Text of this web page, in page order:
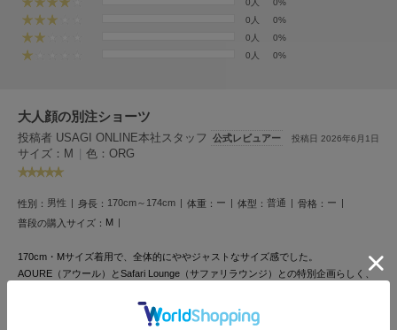
FURFUR
ファーファー
gelato pique
ジェラート ピケ
GELATO PIQUE CAT&DOG
gelato pique Sleep
GRAMICCI
グラミチ
0人
0%
0人
0%
0人
0%
大人顔の別注ショーツ
投稿者 USAGI ONLINE本社スタッフ 公式レビュアー 投稿日 2026年6月1日
サイズ：M | 色：ORG
性別： 男性 身長： 170cm～174cm 体重： ー 体型： 普通 骨格： ー
普段の購入サイズ： M
170cm・Mサイズ着用で、全体的にややジャストなサイズ感でした。
AOURE（アウール）とSafari Lounge（サファリラウンジ）との特別企画らしく、
MALPENSAのディテールを継承したピンタックやスピンドル仕様が程よいアクセ
ントになり、ラフすぎない印象に。